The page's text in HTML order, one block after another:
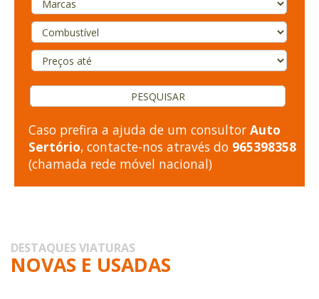
Caso prefira a ajuda de um consultor Auto
Sertório, contacte-nos através do 965398358
(chamada rede móvel nacional)
DESTAQUES VIATURAS
NOVAS E USADAS